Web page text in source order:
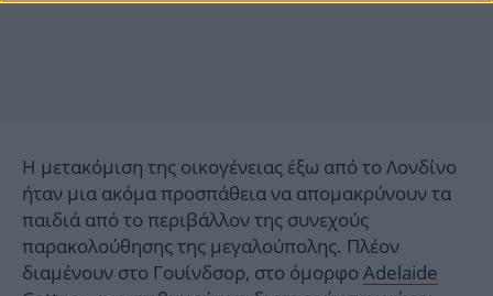
Η μετακόμιση της οικογένειας έξω από το Λονδίνο
ήταν μια ακόμα προσπάθεια να απομακρύνουν τα
παιδιά από το περιβάλλον της συνεχούς
παρακολούθησης της μεγαλούπολης. Πλέον
διαμένουν στο Γουίνδσορ, στο όμορφο Adelaide